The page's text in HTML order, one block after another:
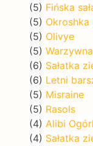
(5) Fińska
(5) Okroshka
(5) Olivye
(5)
(6) Sałatka
(6) Letni
(5) Misraine
(5) Rasols
(4) Alibi
(4) Sałatka